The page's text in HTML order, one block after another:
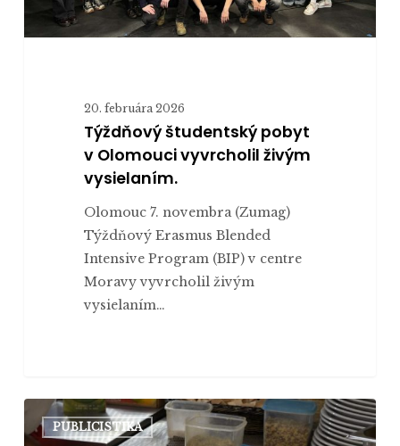
20. februára 2026
Týždňový študentský pobyt
v Olomouci vyvrcholil živým
vysielaním.
Olomouc 7. novembra (Zumag)
Týždňový Erasmus Blended
Intensive Program (BIP) v centre
Moravy vyvrcholil živým
vysielaním…
Jedlo,
vieraPUBLICISTIKA